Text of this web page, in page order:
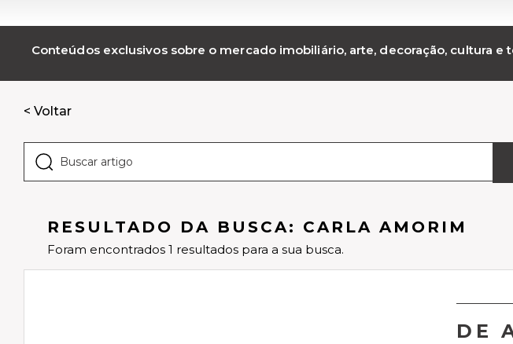
Conteúdos exclusivos sobre o mercado imobiliário, arte, decoração, cultura e
< Voltar
RESULTADO DA BUSCA: CARLA AMORIM
Foram encontrados 1 resultados para a sua busca.
DE